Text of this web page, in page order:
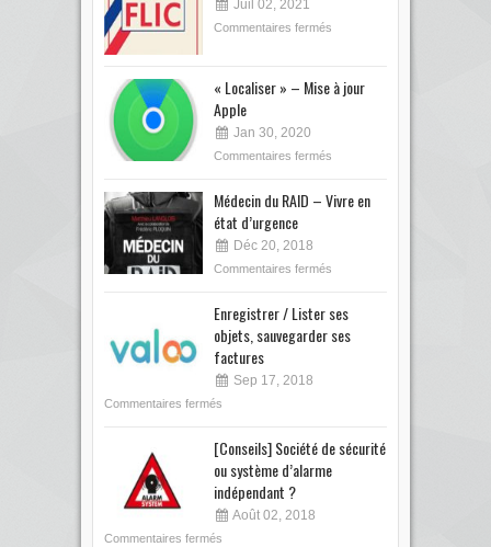
Juil 02, 2021
Commentaires fermés
« Localiser » – Mise à jour
Apple
Jan 30, 2020
Commentaires fermés
Médecin du RAID – Vivre en
état d’urgence
Déc 20, 2018
Commentaires fermés
Enregistrer / Lister ses
objets, sauvegarder ses
factures
Sep 17, 2018
Commentaires fermés
[Conseils] Société de sécurité
ou système d’alarme
indépendant ?
Août 02, 2018
Commentaires fermés